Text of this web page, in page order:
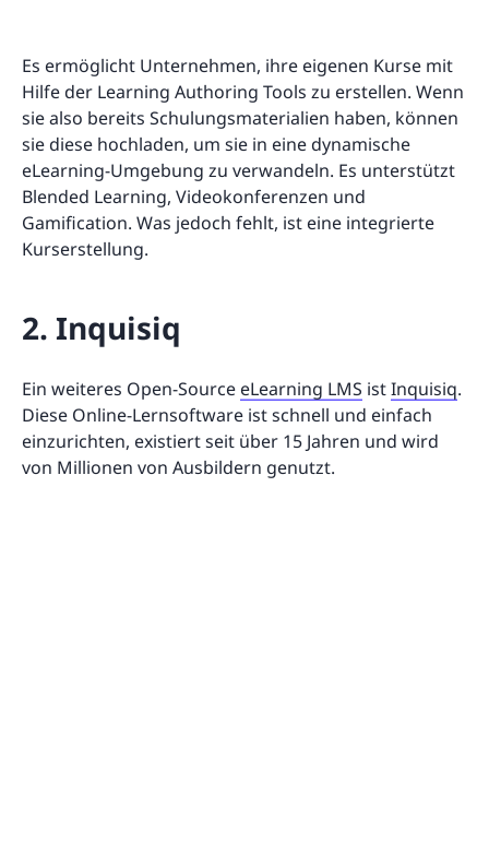
Es ermöglicht Unternehmen, ihre eigenen Kurse mit
Hilfe der Learning Authoring Tools zu erstellen. Wenn
sie also bereits Schulungsmaterialien haben, können
sie diese hochladen, um sie in eine dynamische
eLearning-Umgebung zu verwandeln. Es unterstützt
Blended Learning, Videokonferenzen und
Gamification. Was jedoch fehlt, ist eine integrierte
Kurserstellung.
2. Inquisiq
Ein weiteres Open-Source eLearning LMS istInquisiq.
Diese Online-Lernsoftware ist schnell und einfach
einzurichten, existiert seit über 15 Jahren und wird
von Millionen von Ausbildern genutzt.